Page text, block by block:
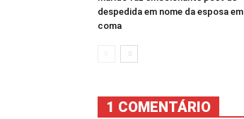
despedida em nome da esposa em
coma
1 COMENTÁRIO